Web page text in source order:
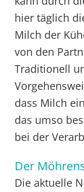
hier täglich
Milch der
von den
Traditionell
dass Milch
das umso
bei der
Der
Die aktuelle